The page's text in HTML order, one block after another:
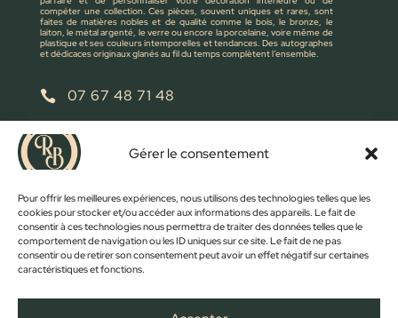
Gérer le consentement
Pour offrir les meilleures expériences, nous utilisons des technologies telles que les
cookies pour stocker et/ou accéder aux informations des appareils. Le fait de
consentir à ces technologies nous permettra de traiter des données telles que le
comportement de navigation ou les ID uniques sur ce site. Le fait de ne pas
consentir ou de retirer son consentement peut avoir un effet négatif sur certaines
caractéristiques et fonctions.
compéter une collection. Ces pièces, souvent uniques et rares, sont
faites de matières nobles et de qualité comme le bois, le bronze, le
laiton, le métal argenté, le verre ou encore la porcelaine, voire même de
plastique et ses couleurs intemporelles et tendances. Des autographes
et dédicaces originaux glanés au fil du temps complètent l’ensemble.
 07 67 48 71 48
 retrobroc85@gmail.com